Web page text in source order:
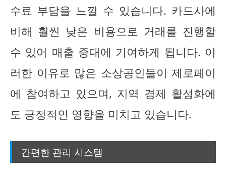
수료 부담을 느낄 수 있습니다. 카드사에
비해 훨씬 낮은 비용으로 거래를 진행할
수 있어 매출 증대에 기여하게 됩니다. 이
러한 이유로 많은 소상공인들이 제로페이
에 참여하고 있으며, 지역 경제 활성화에
도 긍정적인 영향을 미치고 있습니다.
간편한 관리 시스템